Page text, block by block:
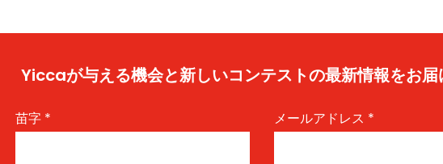
Yiccaが与える機会と新しいコンテストの最新情報をお届
苗字 * メールアドレス *